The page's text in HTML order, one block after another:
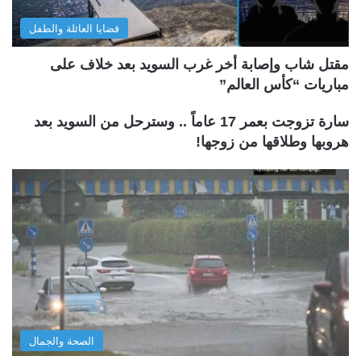
قضايا العائلة والطفل
مقتل شاب وإصابة أخر غرب السويد بعد خلاف على
مباريات “كأس العالم”
سارة تزوجت بعمر 17 عاماً .. وسترحل من السويد بعد
هروبها وطلاقها من زوجها!
الصحة والجمال